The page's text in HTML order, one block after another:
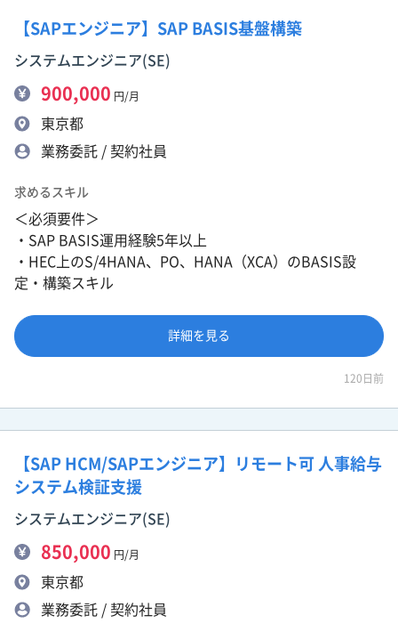
【SAPエンジニア】SAP BASIS基盤構築
システムエンジニア(SE)
900,000 円/月
東京都
業務委託 / 契約社員
求めるスキル
＜必須要件＞
・SAP BASIS運用経験5年以上
・HEC上のS/4HANA、PO、HANA（XCA）のBASIS設
定・構築スキル
詳細を見る
120日前
【SAP HCM/SAPエンジニア】リモート可 人事給与
システム検証支援
システムエンジニア(SE)
850,000 円/月
東京都
業務委託 / 契約社員